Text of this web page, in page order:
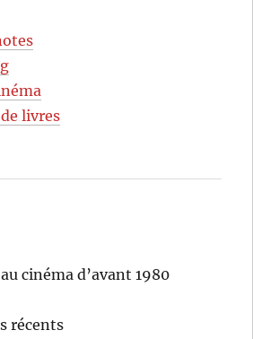
livres
cinéma d’avant 1980
récents